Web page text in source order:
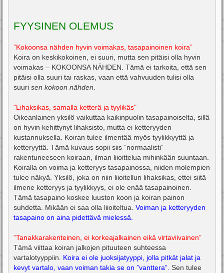
FYYSINEN OLEMUS
”Kokoonsa nähden hyvin voimakas, tasapainoinen koira”
Koira on keskikokoinen, ei suuri, mutta sen pitäisi olla hyvin
voimakas – KOKOONSA NÄHDEN. Tämä ei tarkoita, että sen
pitäisi olla suuri tai raskas, vaan että vahvuuden tulisi olla
suuri sen kokoon nähden.
"Lihaksikas, samalla ketterä ja tyylikäs"
Oikeanlainen yksilö vaikuttaa kaikinpuolin tasapainoiselta, sillä
on hyvin kehittynyt lihaksisto, mutta ei ketteryyden
kustannuksella. Koiran tulee ilmentää myös tyylikkyyttä ja
ketteryyttä. Tämä kuvaus sopii siis ”normaalisti”
rakentuneeseen koiraan, ilman liioittelua mihinkään suuntaan.
Koiralla on voima ja ketteryys tasapainossa, niiden molempien
tulee näkyä. Yksilö, joka on niin liioitellun lihaksikas, ettei siitä
ilmene ketteryys ja tyylikkyys, ei ole enää tasapainoinen.
Tämä tasapaino koskee luuston koon ja koiran painon
suhdetta. Mikään ei saa olla liioiteltua. Voiman ja ketteryyden
tasapaino on aina pidettävä mielessä.
”Tanakkarakenteinen, ei korkeajalkainen eikä virtaviivainen”
Tämä viittaa koiran jalkojen pituuteen suhteessa
vartalotyyppiin. Koira ei ole juoksijatyyppi, jolla pitkät jalat ja
kevyt vartalo, vaan voiman takia se on ”vanttera”. Sen tulee